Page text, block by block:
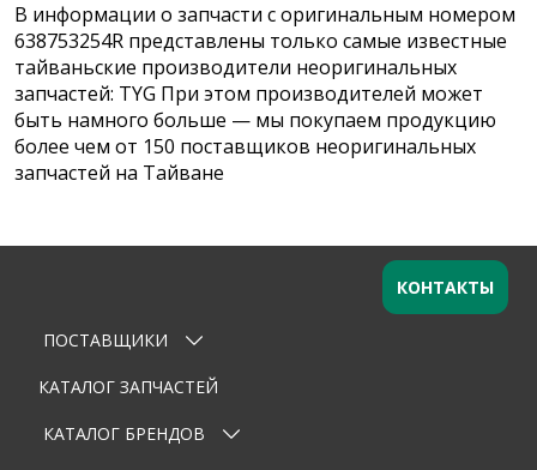
В информации о запчасти с оригинальным номером
638753254R представлены только самые известные
тайваньские производители неоригинальных
запчастей: TYG При этом производителей может
быть намного больше — мы покупаем продукцию
более чем от 150 поставщиков неоригинальных
запчастей на Тайване
Оставьте заявку
Ваше имя
Email
ПОСТАВЩИКИ
КАТАЛОГ ЗАПЧАСТЕЙ
КАТАЛОГ БРЕНДОВ
КОНТАКТЫ